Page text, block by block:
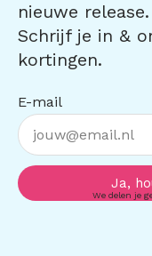
nieuwe release.
Schrijf je in &
kortingen.
E-mail
Ja,
We delen je